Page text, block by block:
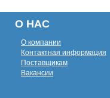
О НАС
О компании
Контактная информация
Поставщикам
Вакансии